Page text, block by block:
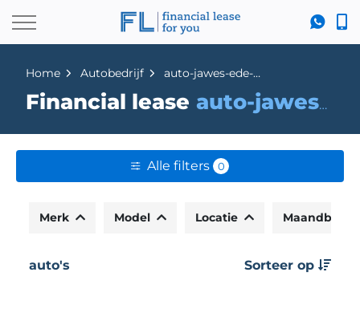
Home Autobedrijf auto-jawes-ede-bv
Financial lease auto-jawes-ede-bv
Alle filters 0
Merk Model Locatie
auto's Sorteer op